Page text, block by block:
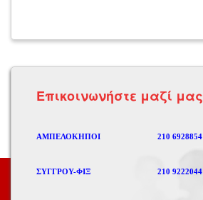
Eπικοινωνήστε μαζί μας
ΑΜΠΕΛΟΚΗΠΟΙ 210 6928854
ΣΥΓΓΡΟΥ-ΦΙΞ 210 9222044